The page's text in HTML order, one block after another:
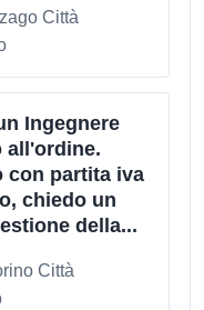
Città
Ingegnere
all'ordine.
con partita iva
chiedo un
della...
Città